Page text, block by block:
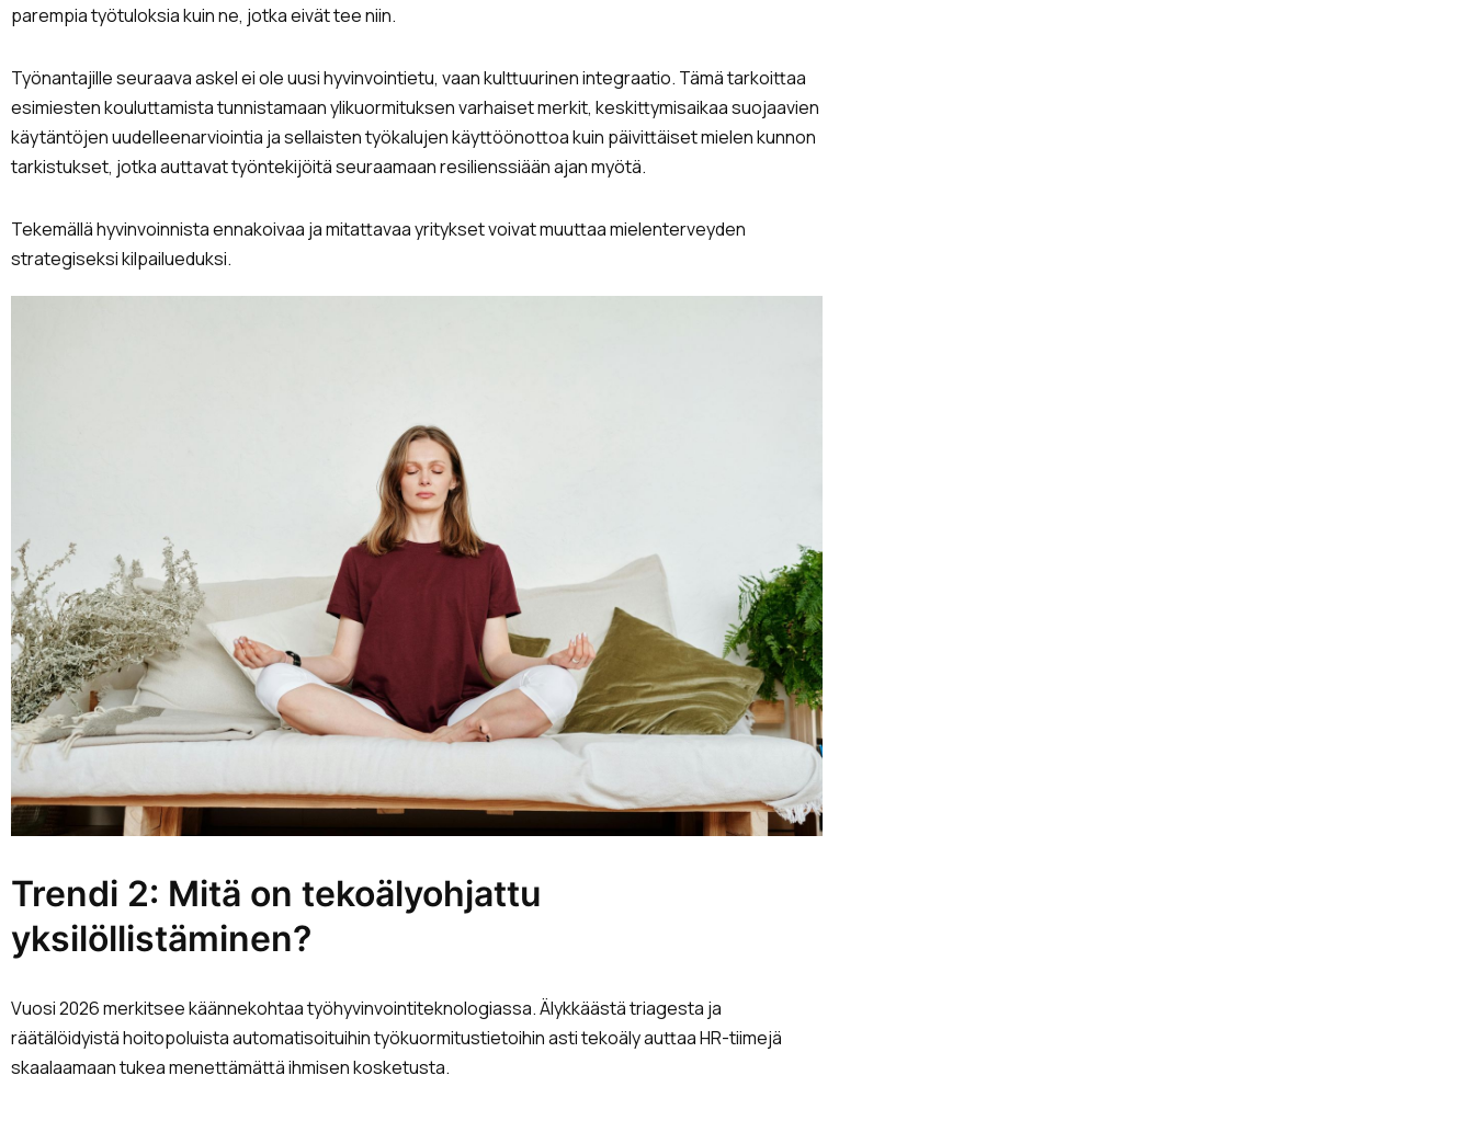
parempia työtuloksia kuin ne, jotka eivät tee niin.
Työnantajille seuraava askel ei ole uusi hyvinvointietu, vaan kulttuurinen integraatio. Tämä tarkoittaa
esimiesten kouluttamista tunnistamaan ylikuormituksen varhaiset merkit, keskittymisaikaa suojaavien
käytäntöjen uudelleenarviointia ja sellaisten työkalujen käyttöönottoa kuin päivittäiset mielen kunnon
tarkistukset, jotka auttavat työntekijöitä seuraamaan resilienssiään ajan myötä.
Tekemällä hyvinvoinnista ennakoivaa ja mitattavaa yritykset voivat muuttaa mielenterveyden
strategiseksi kilpailueduksi.
Trendi 2: Mitä on tekoälyohjattu
yksilöllistäminen?
Vuosi 2026 merkitsee käännekohtaa työhyvinvointiteknologiassa. Älykkäästä triagesta ja
räätälöidyistä hoitopoluista automatisoituihin työkuormitustietoihin asti tekoäly auttaa HR-tiimejä
skaalaamaan tukea menettämättä ihmisen kosketusta.